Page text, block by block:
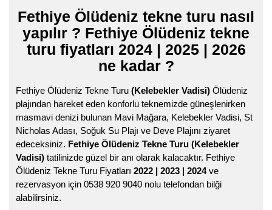
Fethiye Ölüdeniz tekne turu nasıl
yapılır ? Fethiye Ölüdeniz tekne
turu fiyatları 2024 | 2025 | 2026
ne kadar ?
Fethiye Ölüdeniz Tekne Turu (Kelebekler Vadisi) Ölüdeniz
plajından hareket eden konforlu teknemizde güneşlenirken
masmavi denizi bulunan Mavi Mağara, Kelebekler Vadisi, St
Nicholas Adası, Soğuk Su Plajı ve Deve Plajını ziyaret
edeceksiniz. Fethiye Ölüdeniz Tekne Turu (Kelebekler
Vadisi) tatilinizde güzel bir anı olarak kalacaktır. Fethiye
Ölüdeniz Tekne Turu Fiyatları 2022 | 2023 | 2024ve
rezervasyon için 0538 920 9040 nolu telefondan bilği
alabilirsiniz.